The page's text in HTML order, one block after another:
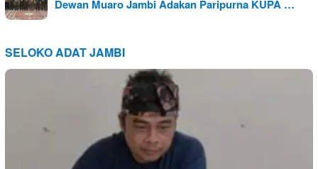
Dewan Muaro Jambi Adakan Paripurna KUPA …
SELOKO ADAT JAMBI